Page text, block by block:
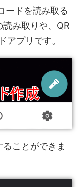
ードを読み取る
み取りや、QR
アプリです。
ことができま